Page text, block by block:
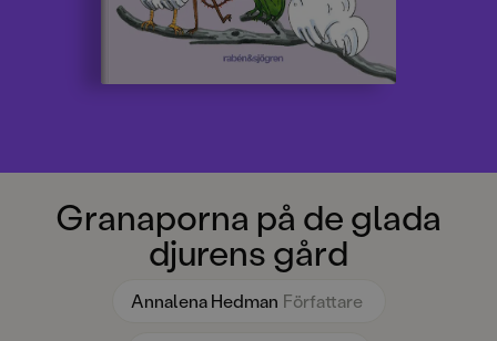
Granaporna på de glada
djurens gård
Annalena Hedman Författare